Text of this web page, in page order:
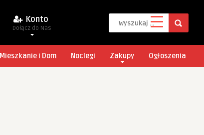
Konto
Dołącz do Nas
Mieszkanie i Dom Noclegi Zakupy Ogłoszenia